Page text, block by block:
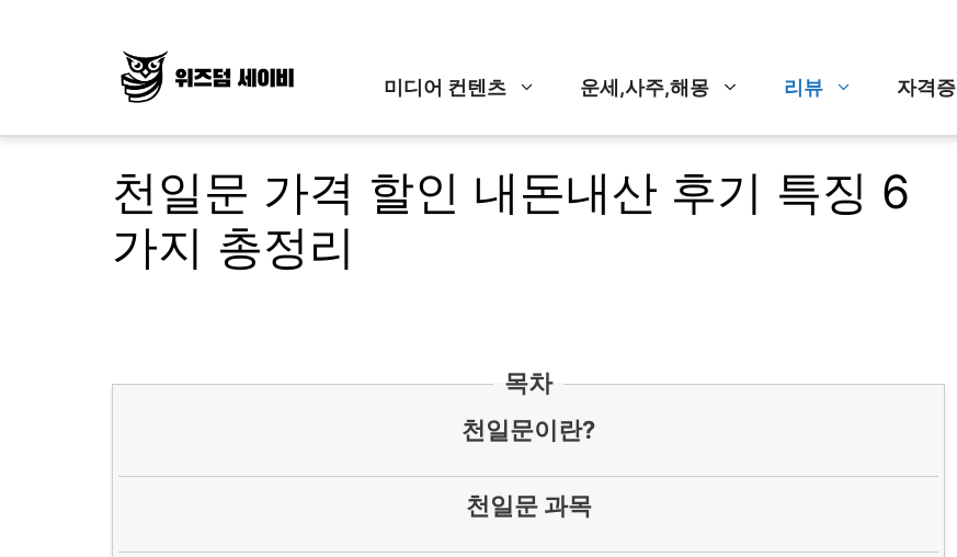
미디어 컨텐츠 운세,사주,해몽 리뷰 자격증
천일문 가격 할인 내돈내산 후기 특징 6
가지 총정리
목차
천일문이란?
천일문 과목